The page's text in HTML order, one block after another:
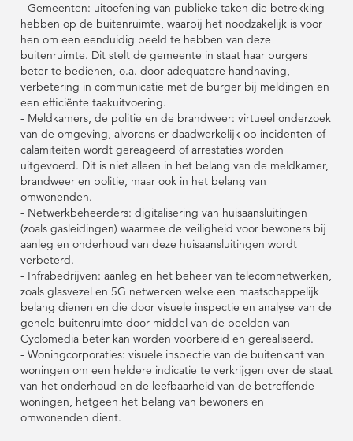
- Gemeenten: uitoefening van publieke taken die betrekking
hebben op de buitenruimte, waarbij het noodzakelijk is voor
hen om een eenduidig beeld te hebben van deze
buitenruimte. Dit stelt de gemeente in staat haar burgers
beter te bedienen, o.a. door adequatere handhaving,
verbetering in communicatie met de burger bij meldingen en
een efficiënte taakuitvoering.
- Meldkamers, de politie en de brandweer: virtueel onderzoek
van de omgeving, alvorens er daadwerkelijk op incidenten of
calamiteiten wordt gereageerd of arrestaties worden
uitgevoerd. Dit is niet alleen in het belang van de meldkamer,
brandweer en politie, maar ook in het belang van
omwonenden.
- Netwerkbeheerders: digitalisering van huisaansluitingen
(zoals gasleidingen) waarmee de veiligheid voor bewoners bij
aanleg en onderhoud van deze huisaansluitingen wordt
verbeterd.
- Infrabedrijven: aanleg en het beheer van telecomnetwerken,
zoals glasvezel en 5G netwerken welke een maatschappelijk
belang dienen en die door visuele inspectie en analyse van de
gehele buitenruimte door middel van de beelden van
Cyclomedia beter kan worden voorbereid en gerealiseerd.
- Woningcorporaties: visuele inspectie van de buitenkant van
woningen om een heldere indicatie te verkrijgen over de staat
van het onderhoud en de leefbaarheid van de betreffende
woningen, hetgeen het belang van bewoners en
omwonenden dient.